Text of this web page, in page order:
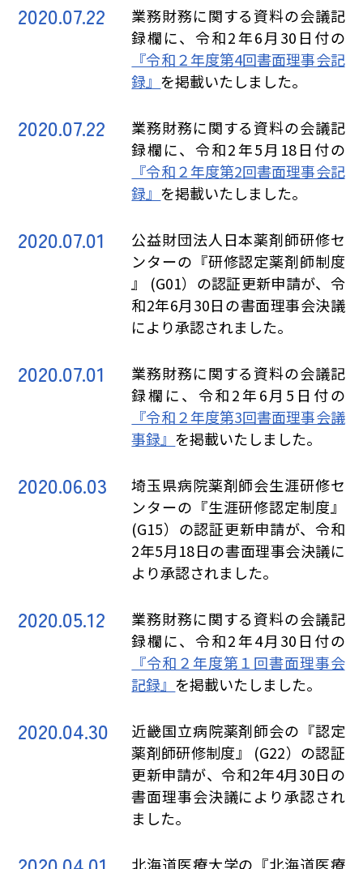
2020.07.22
業務財務に関する資料の会議記
録欄に、令和2年6月30日付の
『令和２年度第4回書面理事会記
録』 を掲載いたしました。
2020.07.22
業務財務に関する資料の会議記
録欄に、令和2年5月18日付の
『令和２年度第2回書面理事会記
録』 を掲載いたしました。
2020.07.01
公益財団法人日本薬剤師研修セ
ンターの『研修認定薬剤師制度
』 (G01）の認証更新申請が、令
和2年6月30日の書面理事会決議
により承認されました。
2020.07.01
業務財務に関する資料の会議記
録欄に、令和2年6月5日付の
『令和２年度第3回書面理事会議
事録』 を掲載いたしました。
2020.06.03
埼玉県病院薬剤師会生涯研修セ
ンターの『生涯研修認定制度』
(G15）の認証更新申請が、令和
2年5月18日の書面理事会決議に
より承認されました。
2020.05.12
業務財務に関する資料の会議記
録欄に、令和2年4月30日付の
『令和２年度第１回書面理事会
記録』 を掲載いたしました。
2020.04.30
近畿国立病院薬剤師会の『認定
薬剤師研修制度』 (G22）の認証
更新申請が、令和2年4月30日の
書面理事会決議により承認され
ました。
北海道医療大学の『北海道医療